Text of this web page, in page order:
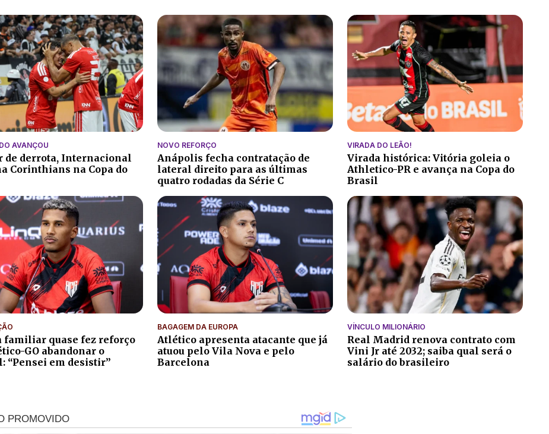
AVANÇOU
de derrota, Internacional
Corinthians na Copa do
NOVO REFORÇO
Anápolis fecha contratação de
lateral direito para as últimas
quatro rodadas da Série C
VIRADA DO LEÃO!
Virada histórica: Vitória goleia o
Athletico-PR e avança na Copa do
Brasil
familiar quase fez reforço
GO abandonar o
“Pensei em desistir”
BAGAGEM DA EUROPA
Atlético apresenta atacante que já
atuou pelo Vila Nova e pelo
Barcelona
VÍNCULO MILIONÁRIO
Real Madrid renova contrato com
Vini Jr até 2032; saiba qual será o
salário do brasileiro